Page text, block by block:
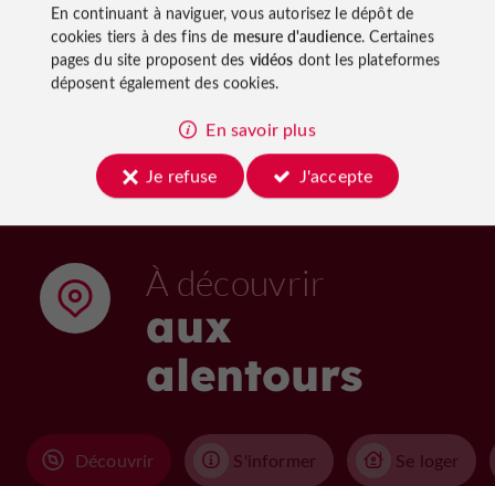
Voir tous les événements
À découvrir
aux
alentours
Découvrir S'informer Se loger
En continuant à naviguer, vous autorisez le dépôt de
cookies tiers à des fins de mesure d'audience. Certaines
pages du site proposent des vidéos dont les plateformes
déposent également des cookies.
En savoir plus
Je refuse
J'accepte